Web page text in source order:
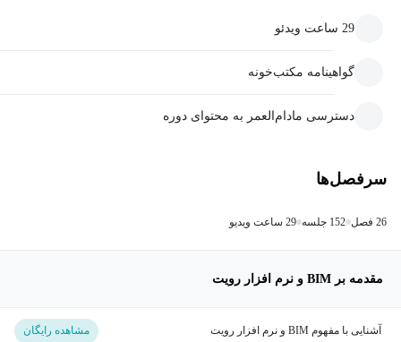
29 ساعت ویدئو
گواهینامه مکتب‌خونه
دسترسی مادام‌العمر به محتوای دوره
سرفصل‌ها
26 فصل 152 جلسه 29 ساعت ویدیو
مقدمه بر BIM و نرم افزار رویت
آشنایی با مفهوم BIM و نرم افزار رویت مشاهده رایگان